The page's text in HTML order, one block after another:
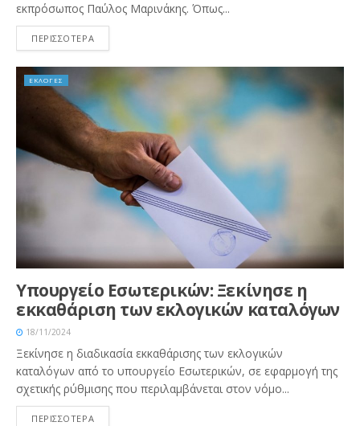
εκπρόσωπος Παύλος Μαρινάκης. Όπως...
ΠΕΡΙΣΣΟΤΕΡΑ
ΕΚΛΟΓΕΣ
Υπουργείο Εσωτερικών: Ξεκίνησε η
εκκαθάριση των εκλογικών καταλόγων
18/11/2024
Ξεκίνησε η διαδικασία εκκαθάρισης των εκλογικών
καταλόγων από το υπουργείο Εσωτερικών, σε εφαρμογή της
σχετικής ρύθμισης που περιλαμβάνεται στον νόμο...
ΠΕΡΙΣΣΟΤΕΡΑ